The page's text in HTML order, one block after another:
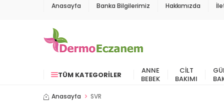
Anasayfa Banka Bilgilerimiz Hakkımızda
TÜM KATEGORILER
ANNE
BEBEK
CILT
BAKIMI
Anasayfa SVR